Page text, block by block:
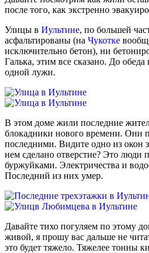
после того, как экстренно
Улицы в Иультине, по большей
асфальтированы (на Чукотке
исключительно бетон), ни
Галька, этим все сказано. До
одной лужи.
В этом доме жили последние
блокадники нового времени. Они
последними. Видите одно из окон
нем сделано отверстие? Это люди
буржуйками. Электричества и
Последний из них умер.
Давайте тихо погуляем по этому
живой, я прошу вас дальше не
это будет тяжело. Тяжелее тонны